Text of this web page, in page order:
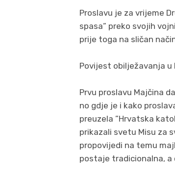
Proslavu je za vrijeme
spasa” preko svojih
prije toga na sličan
Povijest obilježavanja u
Prvu proslavu Majčina
no gdje je i kako
preuzela ”Hrvatska
prikazali svetu Misu za
propovijedi na temu
postaje tradicionalna, a